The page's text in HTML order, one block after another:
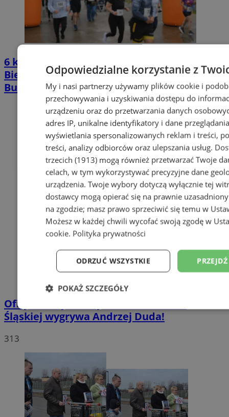
6 kilometrów bez presji i pomiaru czasu.
Bieg dla Zdrowia Psychicznego wraca na
Burloch Arenę
Oficjalne wyniki wyborów: W Rudzie
Śląskiej wygrywa Andrzej Duda!
313
Odpowiedzialne korzystanie z
My i nasi partnerzy używamy plików cookie i
przechowywania i uzyskiwania dostępu do
urządzeniu oraz do przetwarzania danych
adres IP, unikalne identyfikatory i dane
wyświetlania spersonalizowanych reklam i treści,
treści, analizy odbiorców oraz ulepszania usług.
trzecich (1913)mogą również przetwarzać Twoje
celach, w tym wykorzystywać precyzyjne dane
urządzenia. Twoje wybory dotyczą wyłącznie tej
dostawcy mogą opierać się na prawnie
na zgodzie; masz prawo sprzeciwić się temu w
Możesz w każdej chwili wycofać swoją zgodę w
cookie. Polityka prywatności
ODRZUĆ WSZYSTKIE
POKAŻ SZCZEGÓŁY
Niezbędne Wydajność Targetowanie